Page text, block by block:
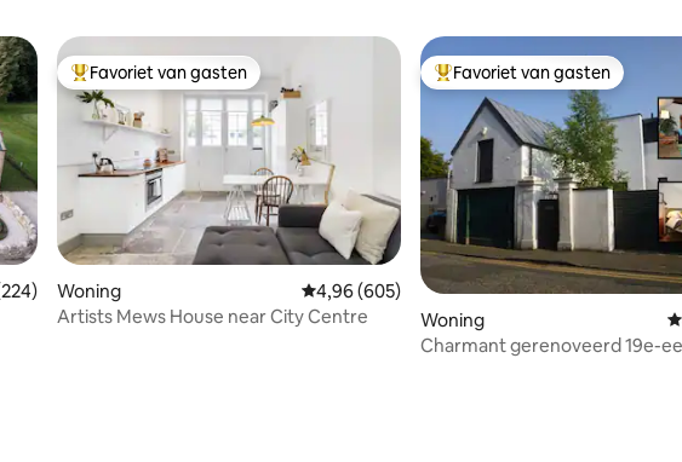
beoordeling van 5 uit 5, 224 recensies
Topfavoriet van gasten
Favoriet van gasten
Woning Gemiddelde beoordeling van 4,96 uit 5, 605
4,96 (605)
Artists Mews House near City Centre
Topfavoriet van gasten
Favoriet van gasten
Woning
Charmant gerenoveerd 19e-